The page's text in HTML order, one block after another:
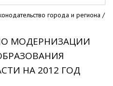
города и региона /
МОДЕРНИЗАЦИИ
НА 2012 ГОД